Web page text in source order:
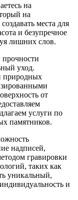
на
на
места для
и безупречное
лишних слов.
прочности
уход.
природных
от
услуги по
памятников.
надписей,
гравировки
таких как
уникальный,
и